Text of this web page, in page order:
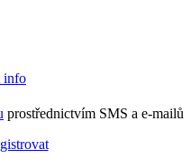
prostřednictvím SMS a e-mailů